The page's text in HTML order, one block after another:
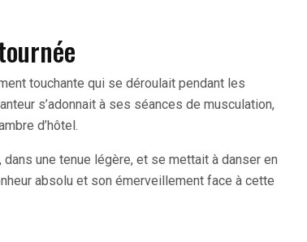
touchante qui se déroulait pendant les
s’adonnait à ses séances de musculation,
d’hôtel.
une tenue légère, et se mettait à danser en
absolu et son émerveillement face à cette